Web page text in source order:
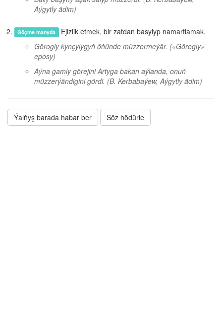
Aýgytly ädim)
Göçme manyda Ejizlik etmek, bir zatdan basylyp namartlamak.
Görogly kynçylygyň öňünde müzzermeýär. («Görogly»
eposy)
Aýna gamly görejini Artyga bakan aýlanda, onuň
müzzerýändigini gördi. (B. Kerbabaýew, Aýgytly ädim)
Ýalňyş barada habar ber Söz hödürle